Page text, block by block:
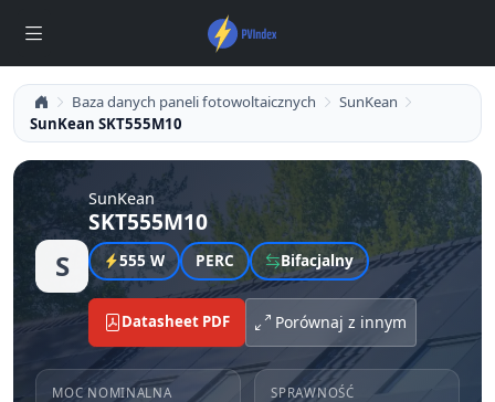
Baza danych paneli fotowoltaicznych
SunKean
SunKean SKT555M10
S
SunKean
SKT555M10
555 W PERC Bifacjalny
Datasheet PDF Porównaj z innym
MOC NOMINALNA SPRAWNOŚĆ